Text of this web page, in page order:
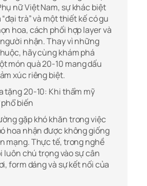
nữ Việt Nam, sự khác biệt
trà” và một thiết kế có gu
hoa, cách phối hợp layer và
nhận. Thay vì những
hãy cùng khám phá
món quà 20-10 mang dấu
xúc riêng biệt.
tặng 20-10: Khi thẩm mỹ
biến
gặp khó khăn trong việc
hoa nhận được không giống
mạng. Thực tế, trong nghề
chú trọng vào sự cân
form dáng và sự kết nối của